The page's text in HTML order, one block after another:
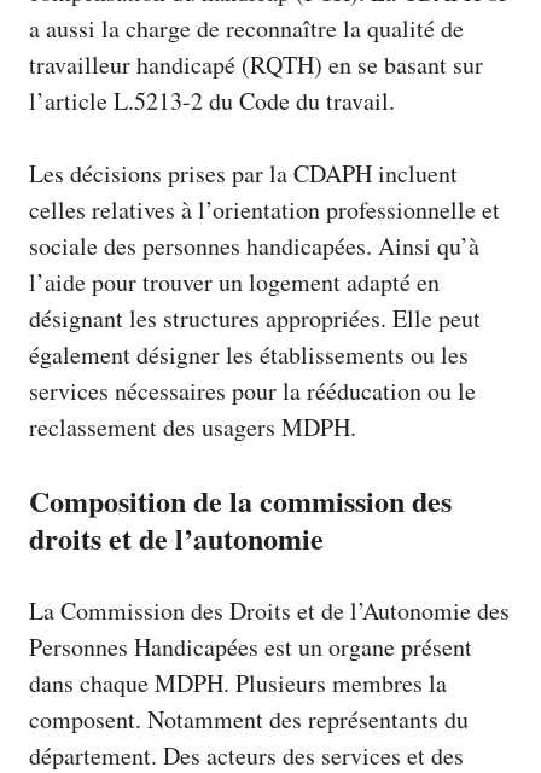
a aussi la charge de reconnaître la qualité de
travailleur handicapé (RQTH) en se basant sur
l’article L.5213-2 du Code du travail.
Les décisions prises par la CDAPH incluent
celles relatives à l’orientation professionnelle et
sociale des personnes handicapées. Ainsi qu’à
l’aide pour trouver un logement adapté en
désignant les structures appropriées. Elle peut
également désigner les établissements ou les
services nécessaires pour la rééducation ou le
reclassement des usagers MDPH.
Composition de la commission des
droits et de l’autonomie
LaCommission des Droits et de l’Autonomie des
Personnes Handicapées est un organe présent
dans chaque MDPH. Plusieurs membres la
composent. Notamment des représentants du
département. Des acteurs des services et des